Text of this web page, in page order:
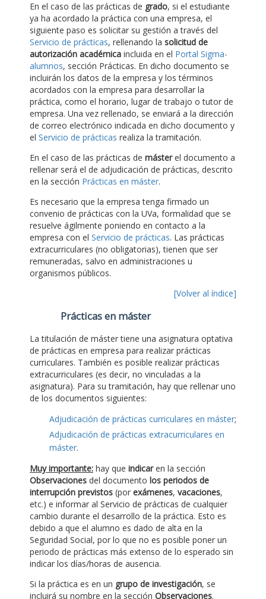
En el caso de las prácticas de grado, si el estudiante
ya ha acordado la práctica con una empresa, el
siguiente paso es solicitar su gestión a través del
Servicio de prácticas, rellenando la solicitud de
autorización académica incluida en el Portal Sigma-
alumnos, sección Prácticas. En dicho documento se
incluirán los datos de la empresa y los términos
acordados con la empresa para desarrollar la
práctica, como el horario, lugar de trabajo o tutor de
empresa. Una vez rellenado, se enviará a la dirección
de correo electrónico indicada en dicho documento y
el Servicio de prácticas realiza la tramitación.
En el caso de las prácticas de másterel documento a
rellenar será el de adjudicación de prácticas, descrito
en la sección Prácticas en máster.
Es necesario que la empresa tenga firmado un
convenio de prácticas con la UVa, formalidad que se
resuelve ágilmente poniendo en contacto a la
empresa con el Servicio de prácticas. Las prácticas
extracurriculares (no obligatorias), tienen que ser
remuneradas, salvo en administraciones u
organismos públicos.
[Volver al índice]
Prácticas en máster
La titulación de máster tiene una asignatura optativa
de prácticas en empresa para realizar prácticas
curriculares. También es posible realizar prácticas
extracurriculares (es decir, no vinculadas a la
asignatura). Para su tramitación, hay que rellenar uno
de los documentos siguientes:
Adjudicación de prácticas curriculares en máster;
Adjudicación de prácticas extracurriculares en
máster.
Muy importante: hay que indicaren la sección
Observaciones del documento los periodos de
interrupción previstos (por exámenes, vacaciones,
etc.) e informar al Servicio de prácticas de cualquier
cambio durante el desarrollo de la práctica. Esto es
debido a que el alumno es dado de alta en la
Seguridad Social, por lo que no es posible poner un
periodo de prácticas más extenso de lo esperado sin
indicar los días/horas de ausencia.
Si la práctica es en un grupo de investigación, se
incluirá su nombre en la sección Observaciones.